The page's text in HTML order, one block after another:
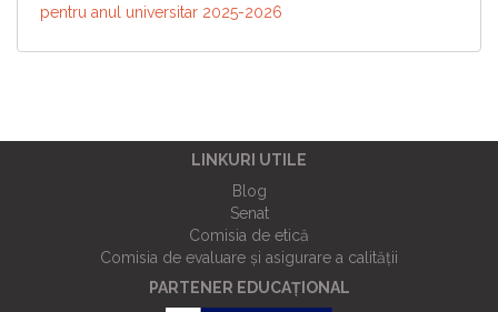
pentru anul universitar 2025-2026
LINKURI UTILE
Blog
Senat
Comisia de etică
Comisia de evaluare și asigurare a calității
PARTENER EDUCAȚIONAL